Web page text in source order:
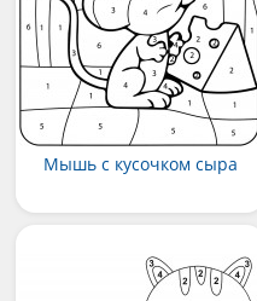
Мышь с кусочком сыра